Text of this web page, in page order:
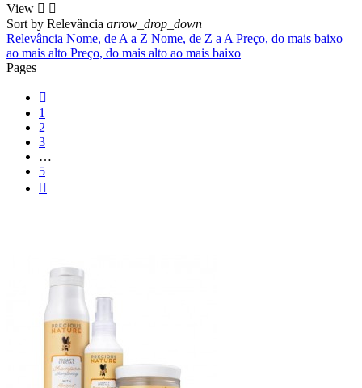
View  
Sort by Relevância arrow_drop_down
Relevância Nome, de A a Z Nome, de Z a A Preço, do mais baixo
ao mais alto Preço, do mais alto ao mais baixo
Pages

1
2
3
…
5
